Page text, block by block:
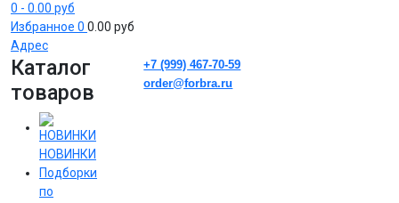
0 - 0.00 руб
Избранное 0 0.00 руб
Адрес
Каталог
товаров
НОВИНКИ
Подборки
по
+7 (999) 467-70-59
order@forbra.ru